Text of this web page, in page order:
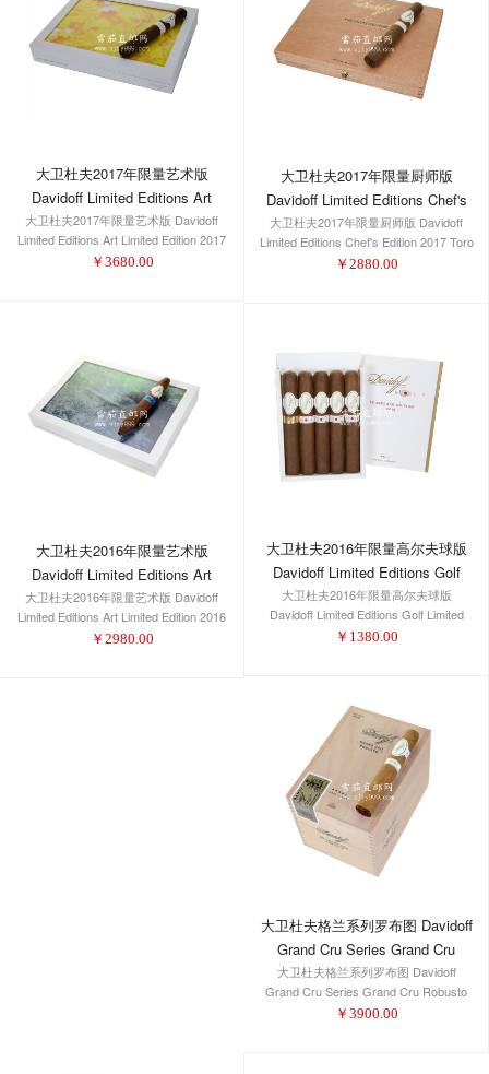
大卫杜夫2017年限量艺术版
Davidoff Limited Editions Art
Limited Edition 2017 Toro
大卫杜夫2017年限量艺术版 Davidoff
Limited Editions Art Limited Edition 2017
Toro
￥ 3680.00
大卫杜夫2017年限量厨师版
Davidoff Limited Editions Chef's
Edition 2017 Toro
大卫杜夫2017年限量厨师版 Davidoff
Limited Editions Chef's Edition 2017 Toro
￥ 2880.00
大卫杜夫2016年限量艺术版
Davidoff Limited Editions Art
Limited Edition 2016 Perfecto
大卫杜夫2016年限量艺术版 Davidoff
Limited Editions Art Limited Edition 2016
Perfecto
￥ 2980.00
大卫杜夫2016年限量高尔夫球版
Davidoff Limited Editions Golf
Limited Scorecard Edition 2016
大卫杜夫2016年限量高尔夫球版
Davidoff Limited Editions Golf Limited
Scorecard Edition 2016
￥ 1380.00
大卫杜夫格兰系列罗布图 Davidoff
Grand Cru Series Grand Cru
Robusto
大卫杜夫格兰系列罗布图 Davidoff
Grand Cru Series Grand Cru Robusto
￥ 3900.00